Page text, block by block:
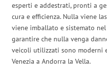
esperti e addestrati, pronti a
cura e efficienza. Nulla viene
viene imballato e sistemato
garantire che nulla venga
veicoli utilizzati sono moderni
Venezia a Andorra la Vella.